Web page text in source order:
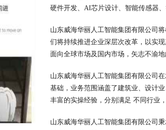
硬件开发、AI芯片设计、智能传感器
山东威海华丽人工智能集团有限公司
们将持续推进企业深层次改革，以实
面向全球市场及国内市场，矢志不渝
山东威海华丽人工智能集团有限公司
基础，业务范围涵盖了建筑业、设计
丰富的实操经验，分别满足 不同行业
山东威海华丽人工智能集团有限公司